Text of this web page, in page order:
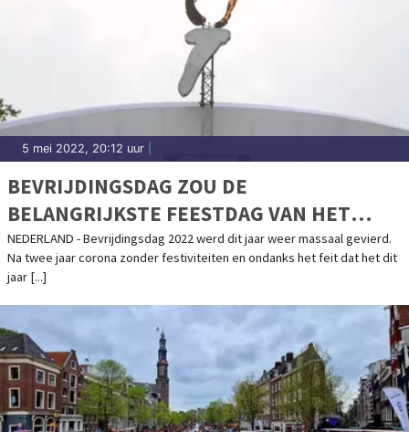
5 mei 2022, 20:12 uur
BEVRIJDINGSDAG ZOU DE
BELANGRIJKSTE FEESTDAG VAN HET
JAAR MOETEN ZIJN
NEDERLAND - Bevrijdingsdag 2022 werd dit jaar weer massaal gevierd.
Na twee jaar corona zonder festiviteiten en ondanks het feit dat het dit
jaar [...]